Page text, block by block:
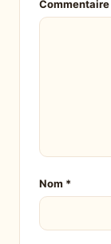
Commentaire
Nom *